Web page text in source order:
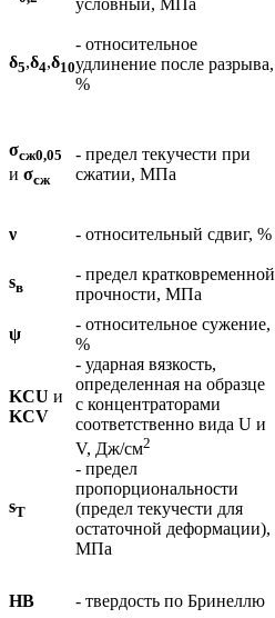
δ5,δ4,δ10
- относительное
удлинение после разрыва,
%
σсж0,05
и σсж
- предел текучести при
сжатии, МПа
ν
- относительный сдвиг, %
sв
- предел кратковременной
прочности, МПа
ψ
- относительное сужение,
%
KCU и
KCV
- ударная вязкость,
определенная на образце
с концентраторами
соответственно вида U и
V, Дж/см2
sT
- предел
пропорциональности
(предел текучести для
остаточной деформации),
МПа
HB - твердость по Бринеллю